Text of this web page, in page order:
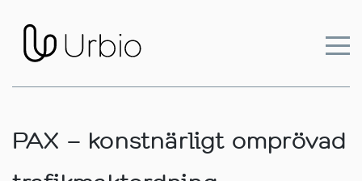
PAX – konstnärligt omprövad